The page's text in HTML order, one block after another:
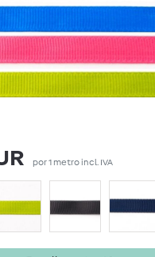
por1 metro incl. IVA